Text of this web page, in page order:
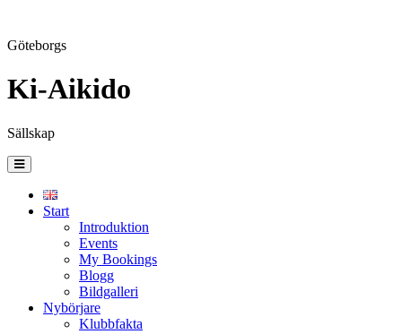
Göteborgs
Ki-Aikido
Sällskap
Skip
content
Start
Introduktion
Events
My Bookings
Blogg
Bildgalleri
Nybörjare
Klubbfakta